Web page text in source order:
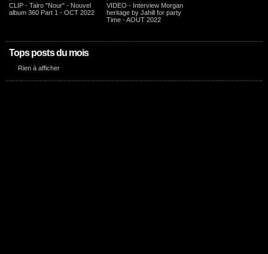
CLIP - Tairo "Nour" - Nouvel
album 360 Part 1 - OCT 2022
VIDEO - Interview Morgan
heritage by Jahill for party
Time - AOUT 2022
Tops posts du mois
Rien à afficher